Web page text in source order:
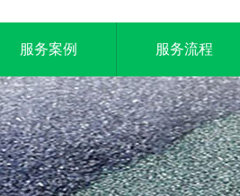
服务案例 服务流程